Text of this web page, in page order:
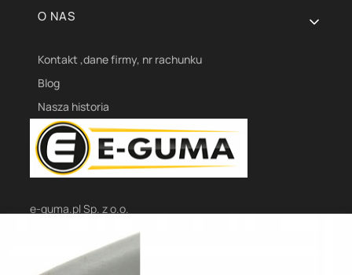
O NAS
Kontakt ,dane firmy, nr rachunku
Blog
Nasza historia
e-guma.pl Sp. z o.o.
ul. Legionów Polskich 10